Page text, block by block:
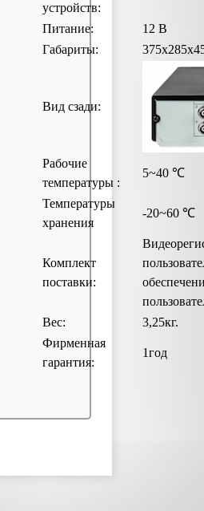
устройств:
Питание:
12 В
Габариты:
Вид сзади:
Рабочие
температуры :
5~40 ℃
Температуры
хранения
-20~60 ℃
Комплект
поставки:
Вес:
3,25кг.
Фирменная
гарантия:
1год